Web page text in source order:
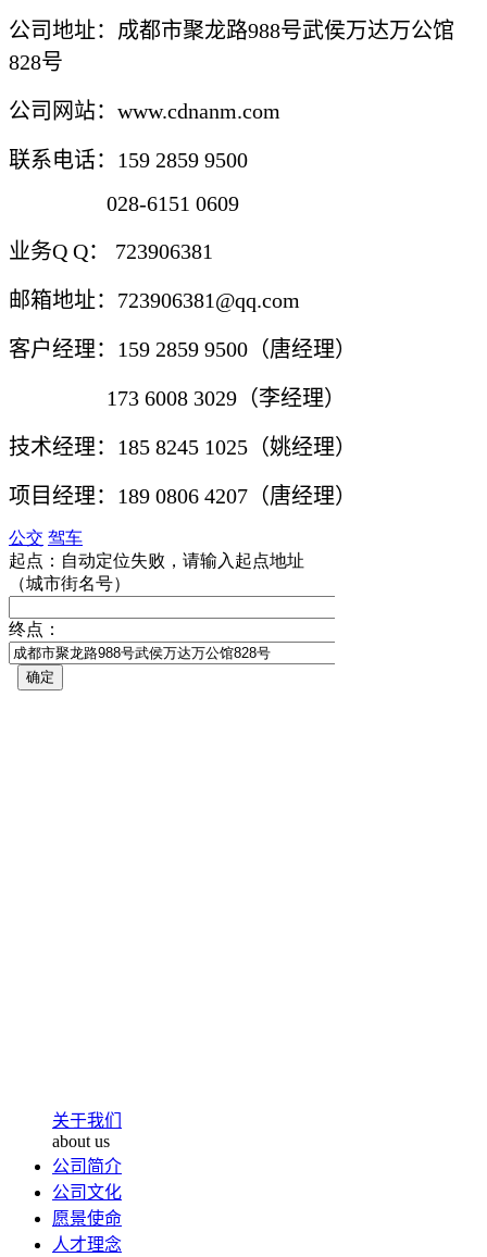
公司地址：成都市聚龙路988号武侯万达万公馆
828号
公司网站：www.cdnanm.com
联系电话：159 2859 9500
028-6151 0609
业务Q Q： 723906381
邮箱地址：723906381@qq.com
客户经理：159 2859 9500（唐经理）
173 6008 3029（李经理）
技术经理：185 8245 1025（姚经理）
项目经理：189 0806 4207（唐经理）
关于我们
about us
公司简介
公司文化
愿景使命
人才理念